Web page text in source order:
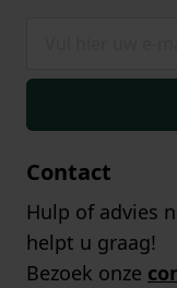
Contact
Hulp of advies
helpt u graag!
Bezoek onze